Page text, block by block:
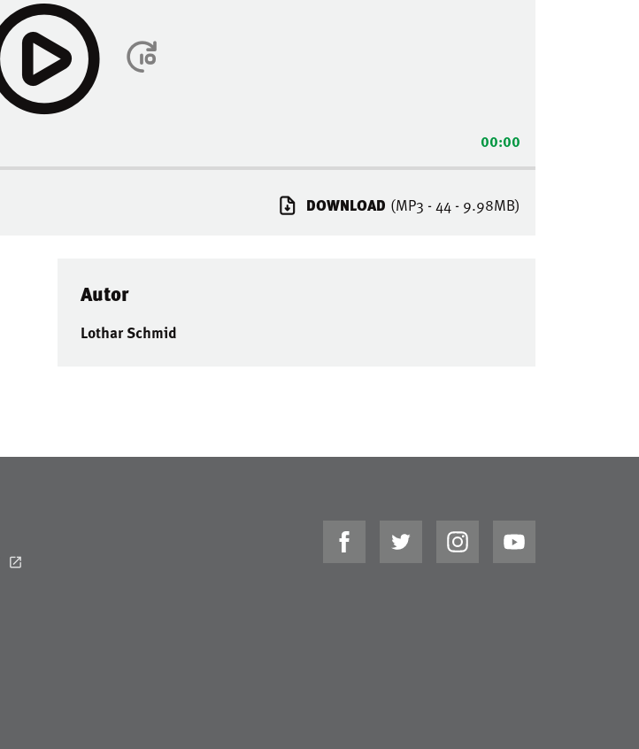
00:00
DOWNLOAD (MP3 - 44 - 9.98MB)
Autor
Lothar Schmid